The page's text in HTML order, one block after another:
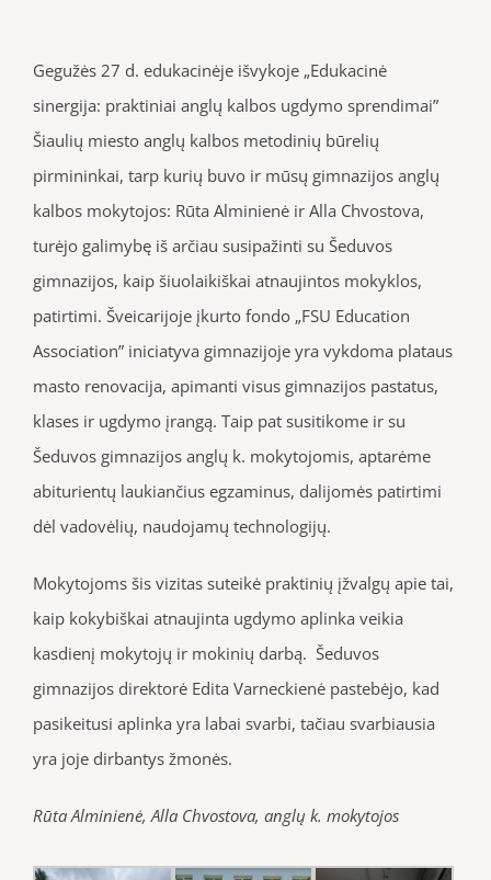
Gegužės 27 d. edukacinėje išvykoje „Edukacinė
sinergija: praktiniai anglų kalbos ugdymo sprendimai”
Šiaulių miesto anglų kalbos metodinių būrelių
pirmininkai, tarp kurių buvo ir mūsų gimnazijos anglų
kalbos mokytojos: Rūta Alminienė ir Alla Chvostova,
turėjo galimybę iš arčiau susipažinti su Šeduvos
gimnazijos, kaip šiuolaikiškai atnaujintos mokyklos,
patirtimi. Šveicarijoje įkurto fondo „FSU Education
Association” iniciatyva gimnazijoje yra vykdoma plataus
masto renovacija, apimanti visus gimnazijos pastatus,
klases ir ugdymo įrangą. Taip pat susitikome ir su
Šeduvos gimnazijos anglų k. mokytojomis, aptarėme
abiturientų laukiančius egzaminus, dalijomės patirtimi
dėl vadovėlių, naudojamų technologijų.
Mokytojoms šis vizitas suteikė praktinių įžvalgų apie tai,
kaip kokybiškai atnaujinta ugdymo aplinka veikia
kasdienį mokytojų ir mokinių darbą. Šeduvos
gimnazijos direktorė Edita Varneckienė pastebėjo, kad
pasikeitusi aplinka yra labai svarbi, tačiau svarbiausia
yra joje dirbantys žmonės.
Rūta Alminienė, Alla Chvostova, anglų k. mokytojos